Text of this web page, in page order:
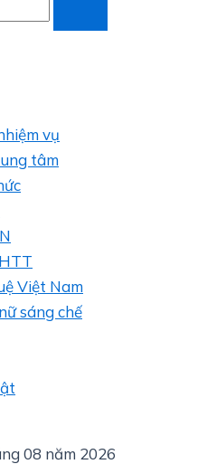
vụ
tâm
Việt Nam
sáng chế
08 năm 2026